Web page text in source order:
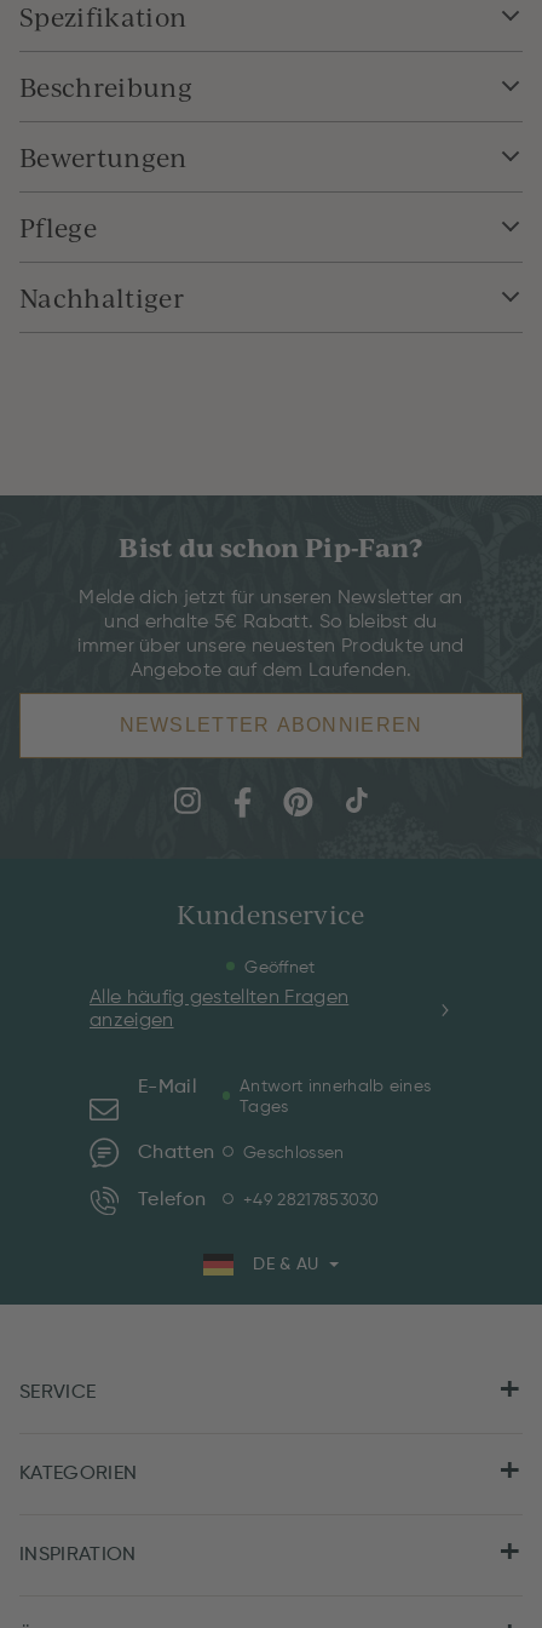
Spezifikation
Beschreibung
Bewertungen
Pflege
Nachhaltiger
Bist du schon Pip-Fan?
Melde dich jetzt für unseren Newsletter an
und erhalte 5€ Rabatt. So bleibst du
immer über unsere neuesten Produkte und
Angebote auf dem Laufenden.
NEWSLETTER ABONNIEREN
Kundenservice
Geöffnet
Alle häufig gestellten Fragen
anzeigen
E-Mail
Antwort innerhalb eines
Tages
Chatten Geschlossen
Telefon +49 28217853030
DE & AU
SERVICE
KATEGORIEN
INSPIRATION